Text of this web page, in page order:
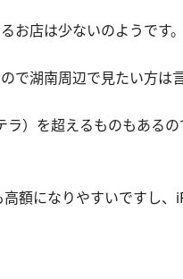
お店は少ないのようです。
で湖南周辺で見たい方は
ラ）を超えるものもある
額になりやすいですし、